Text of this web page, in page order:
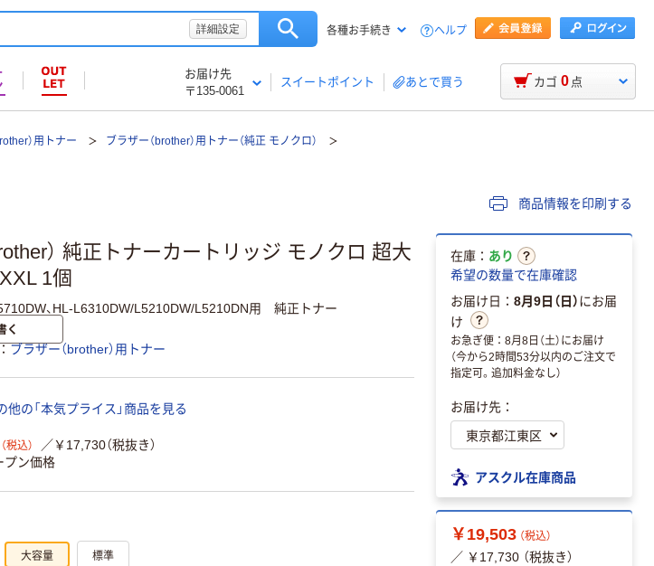
詳細設定 各種お手続き ヘルプ
お届け先
〒135-0061
スイートポイント あとで買う カゴ 0 点
）用トナー
ブラザー（brother）用トナー（純正 モノクロ）
商品情報を印刷する
） 純正トナーカートリッジ モノクロ 超大
1個
、HL-L6310DW/L5210DW/L5210DN用 純正トナー
く
ブラザー（brother）用トナー
他の「本気プライス」商品を見る
（税込）
／￥17,730（税抜き）
プン価格
大容量 標準
在庫： あり
希望の数量で在庫確認
お届け日： 8月9日（日）にお届
け
お急ぎ便：8月8日（土）にお届け
（今から2時間53分以内のご注文で
指定可。追加料金なし）
お届け先：
アスクル在庫商品
￥19,503 （税込）
／ ￥17,730 （税抜き）